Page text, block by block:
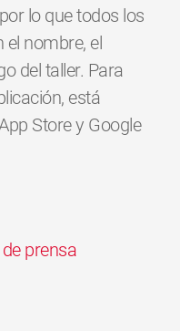
lo que todos los
nombre, el
del taller. Para
está
Store y Google
prensa